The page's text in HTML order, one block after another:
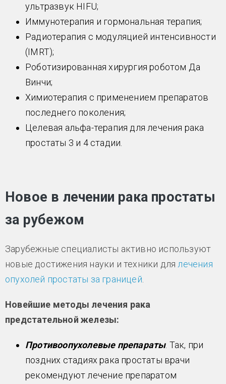
ультразвук HIFU;
Иммунотерапия и гормональная терапия;
Радиотерапия с модуляцией интенсивности
(IMRT);
Роботизированная хирургия роботом Да
Винчи;
Химиотерапия с применением препаратов
последнего поколения;
Целевая альфа-терапия для лечения рака
простаты 3 и 4 стадии.
Новое в лечении рака простаты
за рубежом
Зарубежные специалисты активно используют
новые достижения науки и техники для лечения
опухолей простаты за границей
Новейшие методы лечения рака
предстательной железы:
Противоопухолевые препараты. Так, при
поздних стадиях рака простаты врачи
рекомендуют лечение препаратом